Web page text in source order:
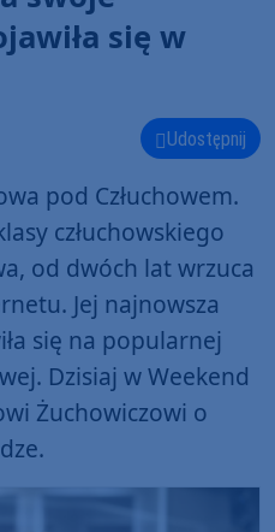
się w
Udostępnij
pod Człuchowem.
człuchowskiego
od dwóch lat wrzuca
Jej najnowsza
się na popularnej
Dzisiaj w Weekend
Żuchowiczowi o